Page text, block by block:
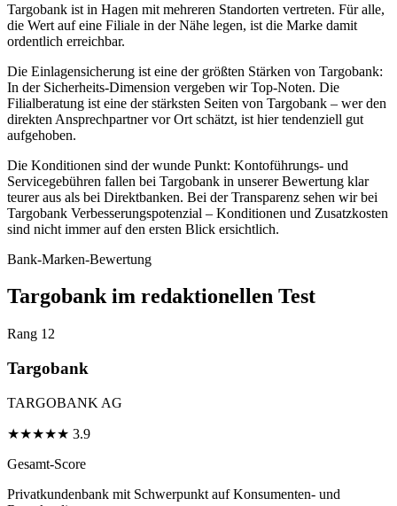
Targobank ist in Hagen mit mehreren Standorten vertreten. Für alle,
die Wert auf eine Filiale in der Nähe legen, ist die Marke damit
ordentlich erreichbar.
Die Einlagensicherung ist eine der größten Stärken von Targobank:
In der Sicherheits-Dimension vergeben wir Top-Noten. Die
Filialberatung ist eine der stärksten Seiten von Targobank – wer den
direkten Ansprechpartner vor Ort schätzt, ist hier tendenziell gut
aufgehoben.
Die Konditionen sind der wunde Punkt: Kontoführungs- und
Servicegebühren fallen bei Targobank in unserer Bewertung klar
teurer aus als bei Direktbanken. Bei der Transparenz sehen wir bei
Targobank Verbesserungspotenzial – Konditionen und Zusatzkosten
sind nicht immer auf den ersten Blick ersichtlich.
Bank-Marken-Bewertung
Targobank im redaktionellen Test
Rang 12
Targobank
TARGOBANK AG
★★★★★ 3.9
Gesamt-Score
Privatkundenbank mit Schwerpunkt auf Konsumenten- und